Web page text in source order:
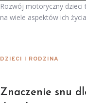
Rozwój motoryczny
na wiele aspektów ich
DZIECI I RODZINA
Znaczenie snu